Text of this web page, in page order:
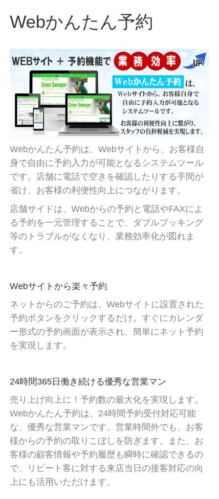
Webかんたん予約
Webかんたん予約は、Webサイトから、お客様自
身で自由に予約入力が可能となるシステムツール
です。店舗に電話で空きを確認したりする手間が
省け、お客様の利便性向上につながります。
店舗サイドは、Webからの予約と電話やFAXによ
る予約を一元管理することで、ダブルブッキング
等のトラブルがなくなり、業務効率化が図れま
す。
Webサイトから楽々予約
ネットからのご予約は、Webサイトに設置された
予約ボタンをクリックするだけ。すぐにカレンダ
ー形式の予約画面が表示され、簡単にネット予約
を実現します。
24時間365日働き続ける優秀な営業マン
売り上げ向上に！ 予約数の最大化を実現します。
Webかんたん予約は、 24時間予約受付対応可能
な、優秀な営業マンです。営業時間外でも、お客
様からの予約の取りこぼしを防ぎます。また、お
客様の顧客情報や予約履歴も瞬時に確認できるの
で、リピート客に対する来店当日の接客対応の向
上にも活用いただけます。